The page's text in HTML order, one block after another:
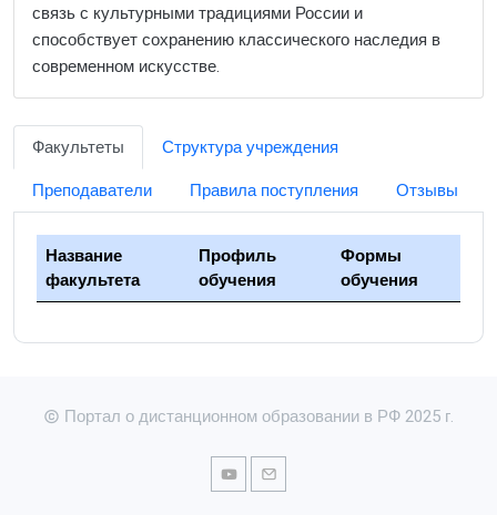
связь с культурными традициями России и
способствует сохранению классического наследия в
современном искусстве.
Факультеты
Структура учреждения
Преподаватели
Правила поступления Отзывы
Название
факультета
Профиль
обучения
Формы
обучения
Портал о дистанционном образовании в РФ 2025 г.